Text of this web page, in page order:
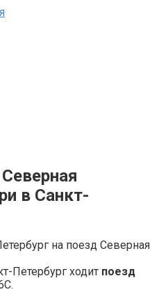
в Санкт-
Петербург ходит поезд